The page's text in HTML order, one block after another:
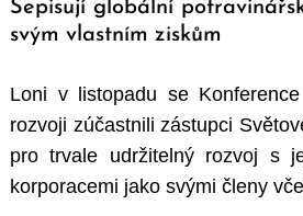
Sepisují globální
svým vlastním ziskům
Loni v listopadu se
rozvoji zúčastnili zástupci
pro trvale udržitelný rozvoj s
korporacemi jako svými členy